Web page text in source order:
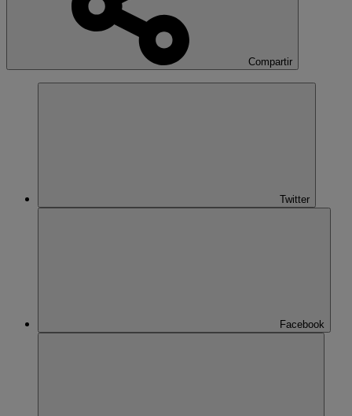
Compartir
Twitter
Facebook